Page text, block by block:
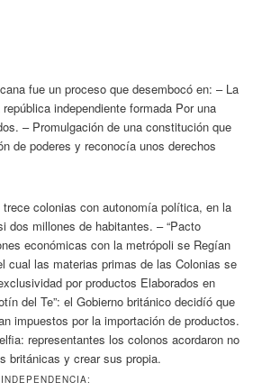
fue un proceso que desembocó en: – La
independiente formada Por una
– Promulgación de una constitución que
de poderes y reconocía unos derechos
colonias con autonomía política, en la
dos millones de habitantes. – “Pacto
económicascon la metrópoli se Regían
cual las materias primas de las Colonias se
por productos Elaborados en
del Te”: el Gobierno británico decidíó que
impuestos por la importación de productos.
representantes los colonos acordaron no
británicas y crear sus propia.